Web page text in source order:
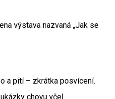
výstava nazvaná „Jak se
a pití – zkrátka posvícení.
chovu včel.